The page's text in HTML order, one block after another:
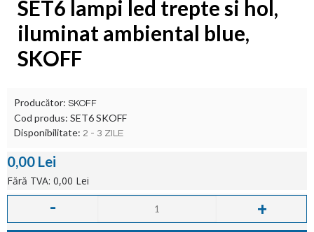
SET6 lampi led trepte si hol,
iluminat ambiental blue,
SKOFF
Producător: SKOFF
Cod produs: SET6 SKOFF
Disponibilitate: 2 - 3 ZILE
0,00 Lei
Fără TVA: 0,00 Lei
- +